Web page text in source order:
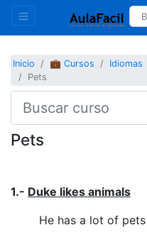
Inicio 💼 Cursos Idiomas
Pets
Pets
1.- Duke likes animals
He has a lot of